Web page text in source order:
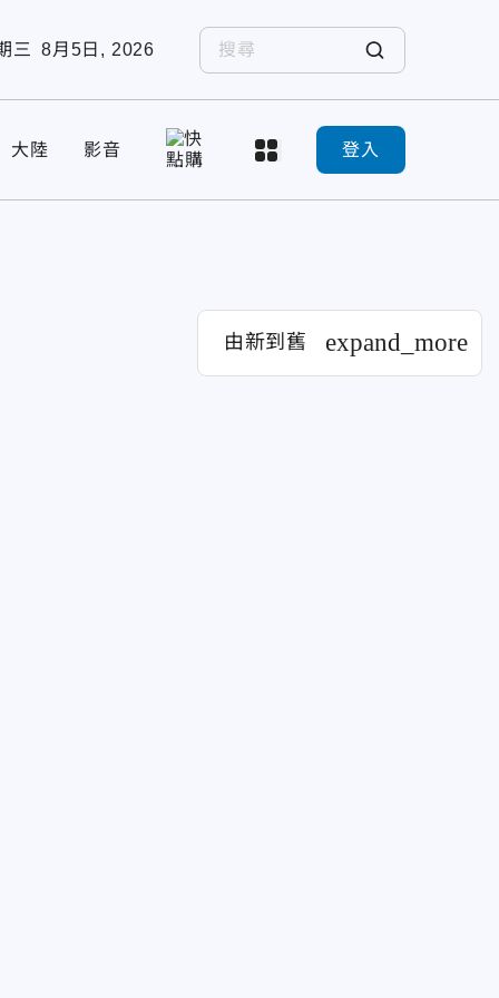
三 8月5日, 2026
大陸 影音 登入
由新到舊 expand_more